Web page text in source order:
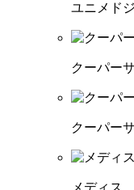
ユニメド
クーパー
クーパー
メディス